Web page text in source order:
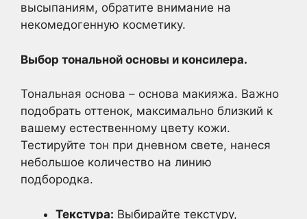
высыпаниям, обратите внимание на
некомедогенную косметику.
Выбор тональной основы и консилера.
Тональная основа – основа макияжа. Важно
подобрать оттенок, максимально близкий к
вашему естественному цвету кожи.
Тестируйте тон при дневном свете, нанеся
небольшое количество на линию
подбородка.
Текстура: Выбирайте текстуру,